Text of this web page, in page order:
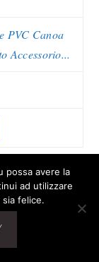
PVC Canoa
Accessorio...
possa avere la
ad utilizzare
felice.